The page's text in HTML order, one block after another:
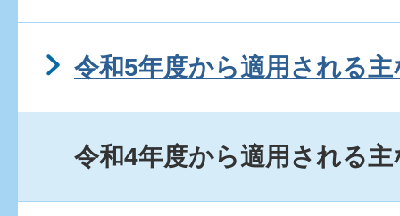
令和5年度から適用される主
令和4年度から適用される主